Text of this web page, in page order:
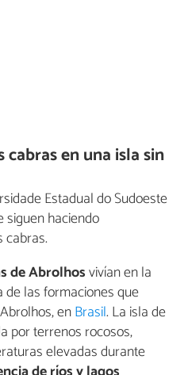
cabras en una isla sin
Estadual do Sudoeste
siguen haciendo
cabras.
de Abrolhosvivían en la
de las formaciones que
enBrasil. La isla de
por terrenos rocosos,
elevadas durante